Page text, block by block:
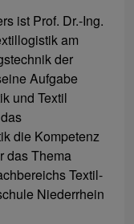
ist Prof. Dr.-Ing.
am
der
Aufgabe
und Textil
die Kompetenz
das Thema
Textil-
Niederrhein